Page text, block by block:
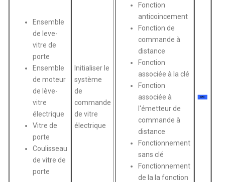
Ensemble
de leve-
vitre de
porte
Ensemble
de moteur
de lève-
vitre
électrique
Vitre de
porte
Coulisseau
de vitre de
porte
Initialiser le
système
de
commande
de vitre
électrique
Fonction
anticoincement
Fonction de
commande à
distance
Fonction
associée à la clé
Fonction
associée à
l'émetteur de
commande à
distance
Fonctionnement
sans clé
Fonctionnement
de la la fonction